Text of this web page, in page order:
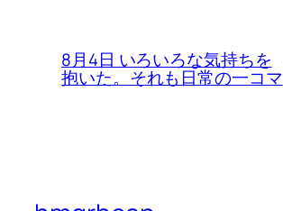
8月4日 いろいろな気持ちを
抱いた。それも日常の一コマ